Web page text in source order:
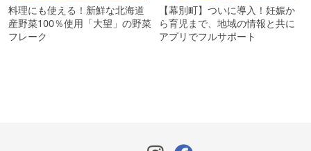
料理にも使える！新鮮な北海道
産野菜100％使用「大望」の野菜
フレーク
【幕別町】ついに導入！妊娠か
ら育児まで、地域の情報と共に
アプリでフルサポート